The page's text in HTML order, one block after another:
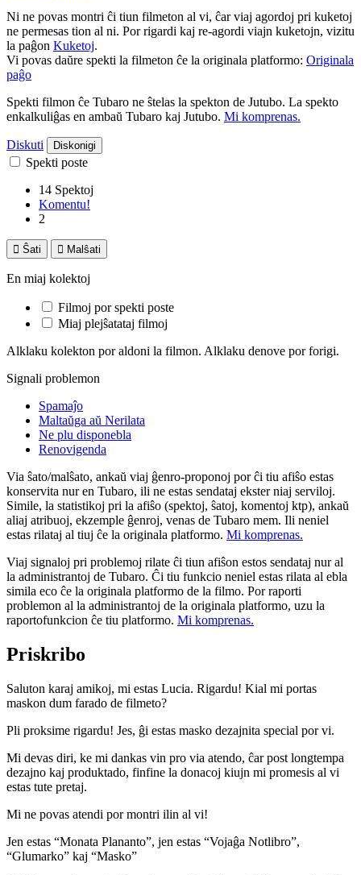
Ni ne povas montri ĉi tiun filmeton al vi, ĉar viaj agordoj pri kuketoj
ne permesas tion al ni. Por rigardi kaj re-agordi viajn kuketojn, vizitu
la paĝon Kuketoj.
Vi povas daŭre spekti la filmeton ĉe la originala platformo: Originala
paĝo
Spekti filmon ĉe Tubaro ne ŝtelas la spekton de Jutubo. La spekto
enkalkuliĝas en ambaŭ Tubaro kaj Jutubo. Mi komprenas.
Diskuti Diskonigi
Spekti poste
14 Spektoj
Komentu!
2
 Ŝati  Malŝati
En miaj kolektoj
Filmoj por spekti poste
Miaj plejŝatataj filmoj
Alklaku kolekton por aldoni la filmon. Alklaku denove por forigi.
Signali problemon
Spamaĵo
Maltaŭga aŭ Nerilata
Ne plu disponebla
Renovigenda
Via ŝato/malŝato, ankaŭ viaj ĝenro-proponoj por ĉi tiu afiŝo estas
konservita nur en Tubaro, ili ne estas sendataj ekster niaj serviloj.
Simile, la statistikoj pri la afiŝo (spektoj, ŝatoj, komentoj ktp), ankaŭ
aliaj atribuoj, ekzemple ĝenroj, venas de Tubaro mem. Ili neniel
estas rilataj al tiuj ĉe la originala platformo. Mi komprenas.
Viaj signaloj pri problemoj rilate ĉi tiun afiŝon estos sendataj nur al
la administrantoj de Tubaro. Ĉi tiu funkcio neniel estas rilata al ebla
simila eco ĉe la originala platformo de la filmo. Por raporti
problemon al la administrantoj de la originala platformo, uzu la
raportofunkcion ĉe tiu platformo. Mi komprenas.
Priskribo
Saluton karaj amikoj, mi estas Lucia. Rigardu! Kial mi portas
maskon dum farado de filmeto?
Pli proksime rigardu! Jes, ĝi estas masko dezajnita special por vi.
Mi devas diri, ke mi dankas vin pro via atendo, ĉar post longtempa
dezajno kaj produktado, finfine la donacoj kiujn mi promesis al vi
estas tute pretaj.
Mi ne povas atendi por montri ilin al vi!
Jen estas “Monata Plananto”, jen estas “Vojaĝa Notlibro”,
“Glumarko” kaj “Masko”